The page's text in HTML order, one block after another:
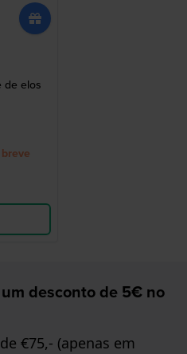
de elos
desconto de 5€ no
€75,- (apenas em